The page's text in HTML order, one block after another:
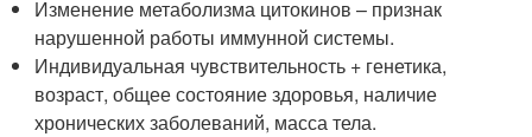
Изменение метаболизма цитокинов – признак
нарушенной работы иммунной системы.
Индивидуальная чувствительность + генетика,
возраст, общее состояние здоровья, наличие
хронических заболеваний, масса тела.